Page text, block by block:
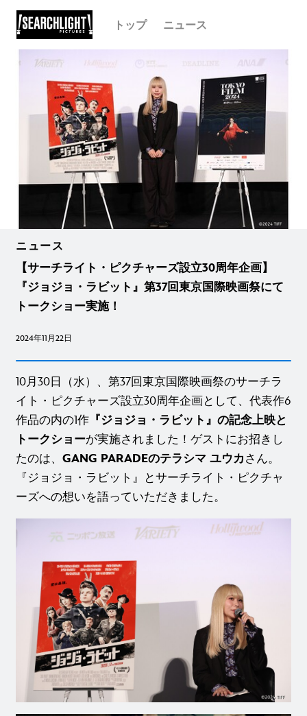
トップ ニュース
ニュース
【サーチライト・ピクチャーズ設立30周年企画】
『ジョジョ・ラビット』第37回東京国際映画祭にて
トークショー実施！
2024年11月22日
10月30日（水）、第37回東京国際映画祭のサーチラ
イト・ピクチャーズ設立30周年企画として、代表作6
作品の内の1作 『ジョジョ・ラビット』の記念上映と
トークショーが実施されました！ゲストにお招きし
たのは、 GANG PARADEのテラシマ ユウカ さん。
『ジョジョ・ラビット』とサーチライト・ピクチャ
ーズへの想いを語っていただきました。